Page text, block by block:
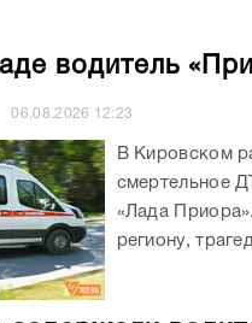
водитель
06.08.2026 12:23
В Кировском
смертельное
«Лада
региону,